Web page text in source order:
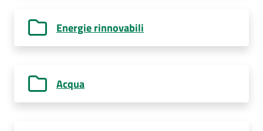
Energie rinnovabili
Acqua